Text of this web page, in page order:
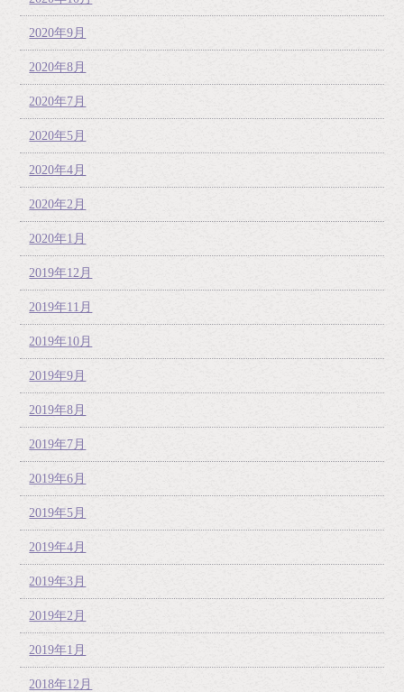
2020年9月
2020年8月
2020年7月
2020年5月
2020年4月
2020年2月
2020年1月
2019年12月
2019年11月
2019年10月
2019年9月
2019年8月
2019年7月
2019年6月
2019年5月
2019年4月
2019年3月
2019年2月
2019年1月
2018年12月